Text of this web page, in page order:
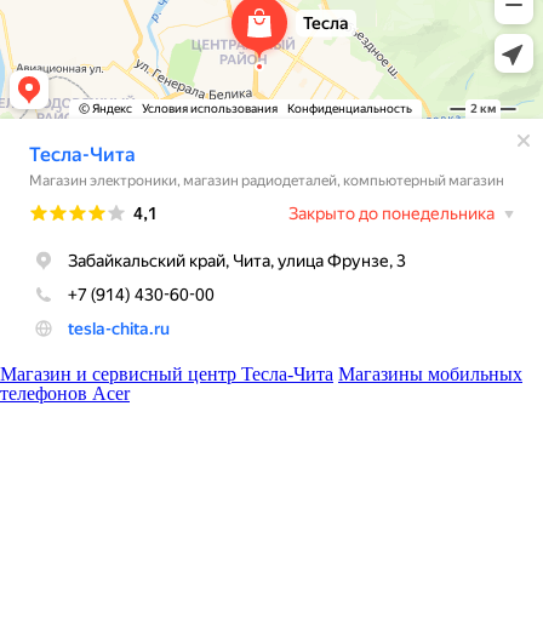
Магазин и сервисный центр Тесла-Чита Магазины мобильных
телефонов Acer